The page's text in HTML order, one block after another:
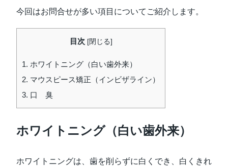
今回はお問合せが多い項⽬についてご紹介します。
目次 [閉じる]
1. ホワイトニング（⽩い⻭外来）
2. マウスピース矯正（インビザライン）
3. 口 臭
ホワイトニング（⽩い⻭外来）
ホワイトニングは、⻭を削らずに⽩くでき、⽩くきれ